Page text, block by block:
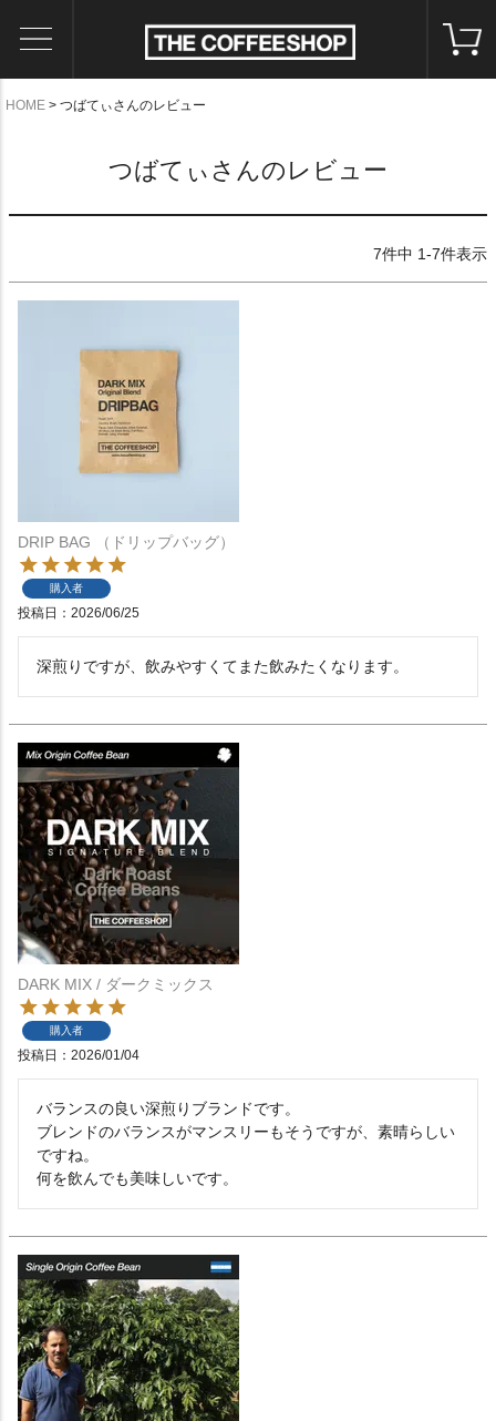
HOME つばてぃさんのレビュー
つばてぃさんのレビュー
7件中 1-7件表示
DRIP BAG （ドリップバッグ）
購入者
投稿日 2026/06/25
深煎りですが、飲みやすくてまた飲みたくなります。
DARK MIX / ダークミックス
購入者
投稿日 2026/01/04
バランスの良い深煎りブランドです。
ブレンドのバランスがマンスリーもそうですが、素晴らしい
ですね。
何を飲んでも美味しいです。